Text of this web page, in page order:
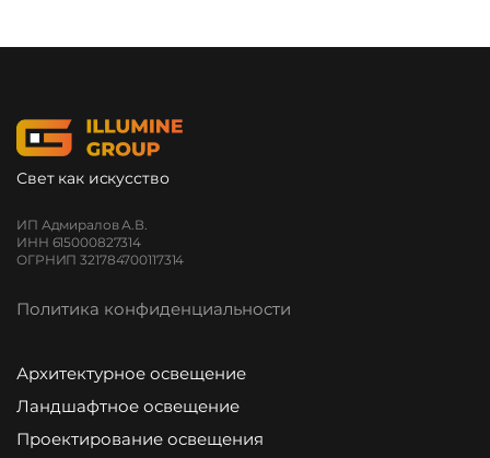
Свет как искусство
ИП Адмиралов А.В.
ИНН 615000827314
ОГРНИП 321784700117314
Политика конфиденциальности
Архитектурное освещение
Ландшафтное освещение
Проектирование освещения